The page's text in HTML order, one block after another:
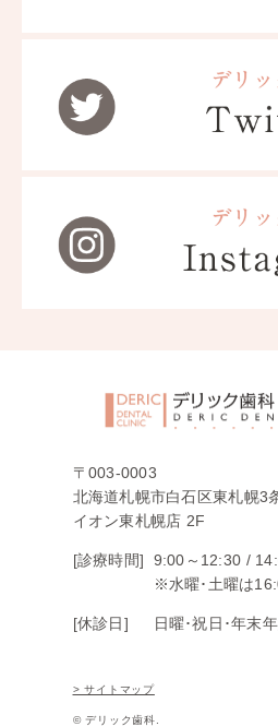
〒003-0003
北海道札幌市白石区東札幌3
イオン東札幌店 2F
[診療時間] 9:00～12:30 /
※水曜･土曜は
[休診日] 日曜･祝日･年末
> サイトマップ
© デリック歯科.